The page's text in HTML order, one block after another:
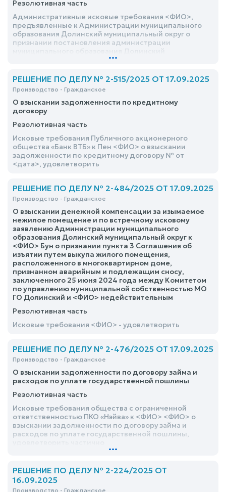
Резолютивная часть
Административные исковые требования <ФИО>,
предъявленные к Администрации муниципального
образования Долинский муниципальный округ о
признании постановления администрации
муниципальный округ от 21 июля 2025 года №910-па
пользования земельным участком» - оставить без
удовлетворения
...
РЕШЕНИЕ ПО ДЕЛУ № 2-515/2025 ОТ 17.09.2025
Производство - Гражданское
О взыскании задолженности по кредитному
договору
Резолютивная часть
Исковые требования Публичного акционерного
общества «Банк ВТБ» к Пен <ФИО> о взыскании
задолженности по кредитному договору № от
<дата>, удовлетворить
РЕШЕНИЕ ПО ДЕЛУ № 2-484/2025 ОТ 17.09.2025
Производство - Гражданское
О взыскании денежной компенсации за изымаемое
нежилое помещение и по встречному исковому
заявлению Администрации муниципального
образования Долинский муниципальный округ к
<ФИО> Бун о признании пункта 3 Соглашения об
изъятии путем выкупа жилого помещения,
расположенного в многоквартирном доме,
признанном аварийным и подлежащим сносу,
заключенного 25 июня 2024 года между Комитетом
по управлению муниципальной собственностью МО
ГО Долинский и <ФИО> недействительным
Резолютивная часть
Исковые требования <ФИО> - удовлетворить
РЕШЕНИЕ ПО ДЕЛУ № 2-476/2025 ОТ 17.09.2025
Производство - Гражданское
О взыскании задолженности по договору займа и
расходов по уплате государственной пошлины
Резолютивная часть
Исковые требования общества с ограниченной
ответственностью ПКО «Нэйва» к <ФИО> <ФИО> о
взыскании задолженности по договору займа и
расходов по уплате государственной пошлины,
...
РЕШЕНИЕ ПО ДЕЛУ № 2-224/2025 ОТ
16.09.2025
Производство - Гражданское